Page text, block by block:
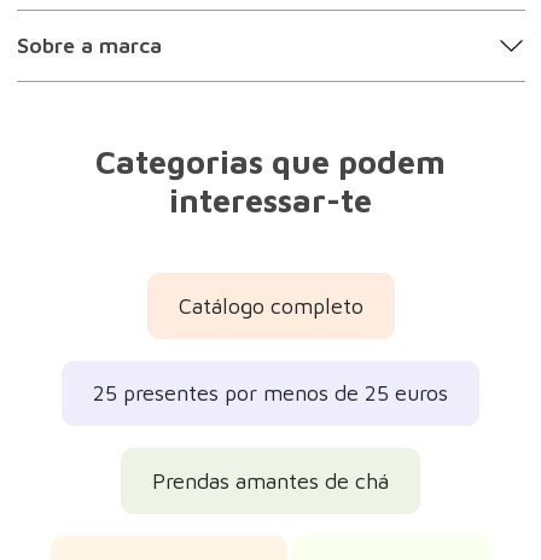
Sobre a marca
Categorias que podem
interessar-te
Catálogo completo
25 presentes por menos de 25 euros
Prendas amantes de chá